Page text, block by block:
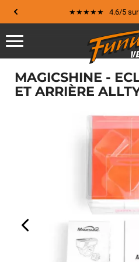
★★★★★ 4.6/5 sur
MAGICSHINE -
ET ARRIÈRE